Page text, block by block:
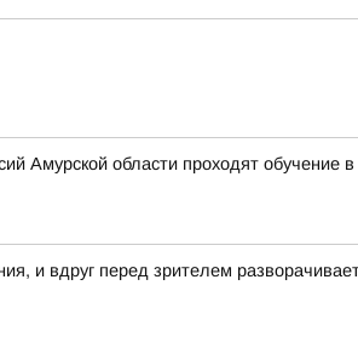
Амурской области проходят
и вдруг перед зрителем